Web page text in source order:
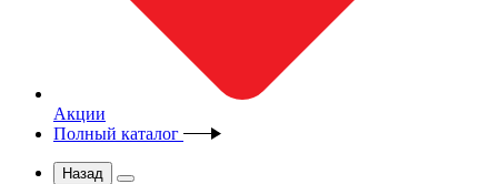
Акции
Полный каталог
Назад